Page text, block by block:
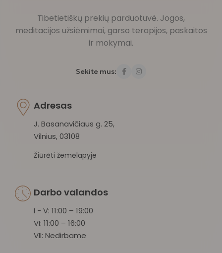
Tibetietiškų prekių parduotuvė. Jogos,
meditacijos užsiėmimai, garso terapijos, paskaitos
ir mokymai.
Sekite mus:
Adresas
J. Basanavičiaus g. 25,
Vilnius, 03108
Žiūrėti žemėlapyje
Darbo valandos
I - V: 11:00 – 19:00
VI: 11:00 – 16:00
VII: Nedirbame